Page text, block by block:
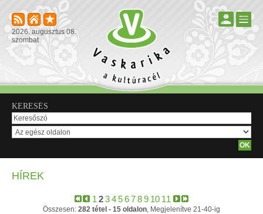
2026. augusztus 08.
szombat
KERESÉS
HÍREK
1 23456789 10 11
Összesen: 282 tétel - 15 oldalon, Megjelenítve 21-40-ig